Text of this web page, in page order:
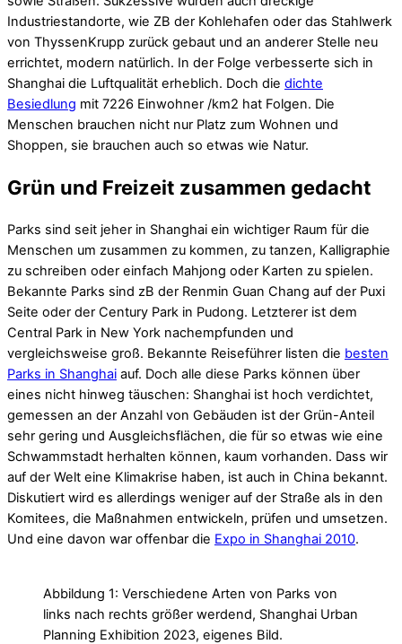
Industriestandorte, wie ZB der Kohlehafen oder das Stahlwerk
von ThyssenKrupp zurück gebaut und an anderer Stelle neu
errichtet, modern natürlich. In der Folge verbesserte sich in
Shanghai die Luftqualität erheblich. Doch die dichte
Besiedlung mit 7226 Einwohner /km2 hat Folgen. Die
Menschen brauchen nicht nur Platz zum Wohnen und
Shoppen, sie brauchen auch so etwas wie Natur.
Grün und Freizeit zusammen gedacht
Parks sind seit jeher in Shanghai ein wichtiger Raum für die
Menschen um zusammen zu kommen, zu tanzen, Kalligraphie
zu schreiben oder einfach Mahjong oder Karten zu spielen.
Bekannte Parks sind zB der Renmin Guan Chang auf der Puxi
Seite oder der Century Park in Pudong. Letzterer ist dem
Central Park in New York nachempfunden und
vergleichsweise groß. Bekannte Reiseführer listen die besten
Parks in Shanghai auf. Doch alle diese Parks können über
eines nicht hinweg täuschen: Shanghai ist hoch verdichtet,
gemessen an der Anzahl von Gebäuden ist der Grün-Anteil
sehr gering und Ausgleichsflächen, die für so etwas wie eine
Schwammstadt herhalten können, kaum vorhanden. Dass wir
auf der Welt eine Klimakrise haben, ist auch in China bekannt.
Diskutiert wird es allerdings weniger auf der Straße als in den
Komitees, die Maßnahmen entwickeln, prüfen und umsetzen.
Und eine davon war offenbar die Expo in Shanghai 2010.
Abbildung 1: Verschiedene Arten von Parks von
links nach rechts größer werdend, Shanghai Urban
Planning Exhibition 2023, eigenes Bild.